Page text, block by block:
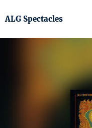
ALG Spectacles